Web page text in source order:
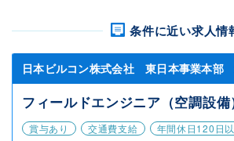
条件に近い求人情
日本ビルコン株式会社 東日本事業本部
フィールドエンジニア（空調設備
賞与あり
交通費支給 年間休日120日